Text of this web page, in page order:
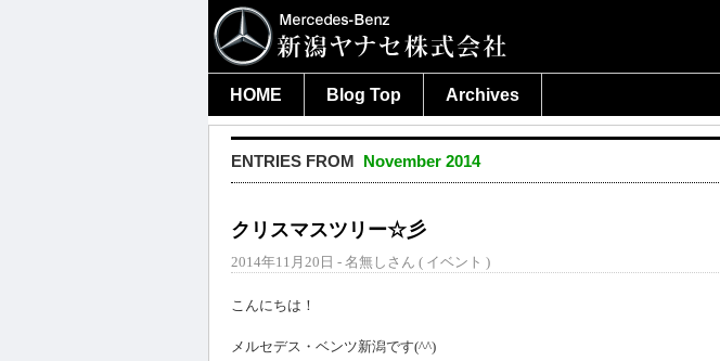
HOME Blog Top Archives
ENTRIES FROM November 2014
クリスマスツリー☆彡
2014年11月20日 - 名無しさん ( イベント )
こんにちは！
メルセデス・ベンツ新潟です(^^)